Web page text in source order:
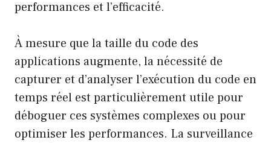
performances et l’efficacité.
À mesure que la taille du code des
applications augmente, la nécessité de
capturer et d’analyser l’exécution du code en
temps réel est particulièrement utile pour
déboguer ces systèmes complexes ou pour
optimiser les performances. La surveillance